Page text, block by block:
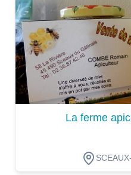
Dégustation
La ferme